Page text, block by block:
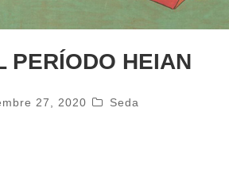
PERÍODO HEIAN
27, 2020 Seda